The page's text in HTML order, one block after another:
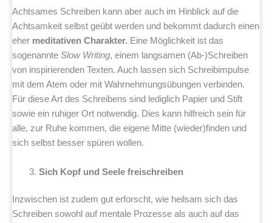
Achtsames Schreiben kann aber auch im Hinblick auf die
Achtsamkeit selbst geübt werden und bekommt dadurch einen
eher meditativen Charakter. Eine Möglichkeit ist das
sogenannte Slow Writing, einem langsamen (Ab-)Schreiben
von inspirierenden Texten. Auch lassen sich Schreibimpulse
mit dem Atem oder mit Wahrnehmungsübungen verbinden.
Für diese Art des Schreibens sind lediglich Papier und Stift
sowie ein ruhiger Ort notwendig. Dies kann hilfreich sein für
alle, zur Ruhe kommen, die eigene Mitte (wieder)finden und
sich selbst besser spüren wollen.
Sich Kopf und Seele freischreiben
Inzwischen ist zudem gut erforscht, wie heilsam sich das
Schreiben sowohl auf mentale Prozesse als auch auf das